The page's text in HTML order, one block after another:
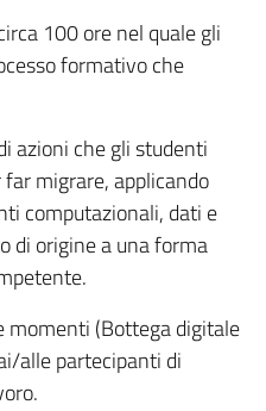
100 ore nel quale gli
formativo che
azioni che gli studenti
migrare, applicando
computazionali, dati e
di origine a una forma
momenti (Bottega digitale
alle partecipanti di